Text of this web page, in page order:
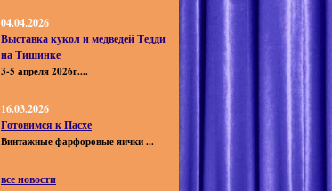
04.04.2026
Выставка кукол и медведей Тедди
на Тишинке
3-5 апреля 2026г....
16.03.2026
Готовимся к Пасхе
Винтажные фарфоровые яички ...
все новости